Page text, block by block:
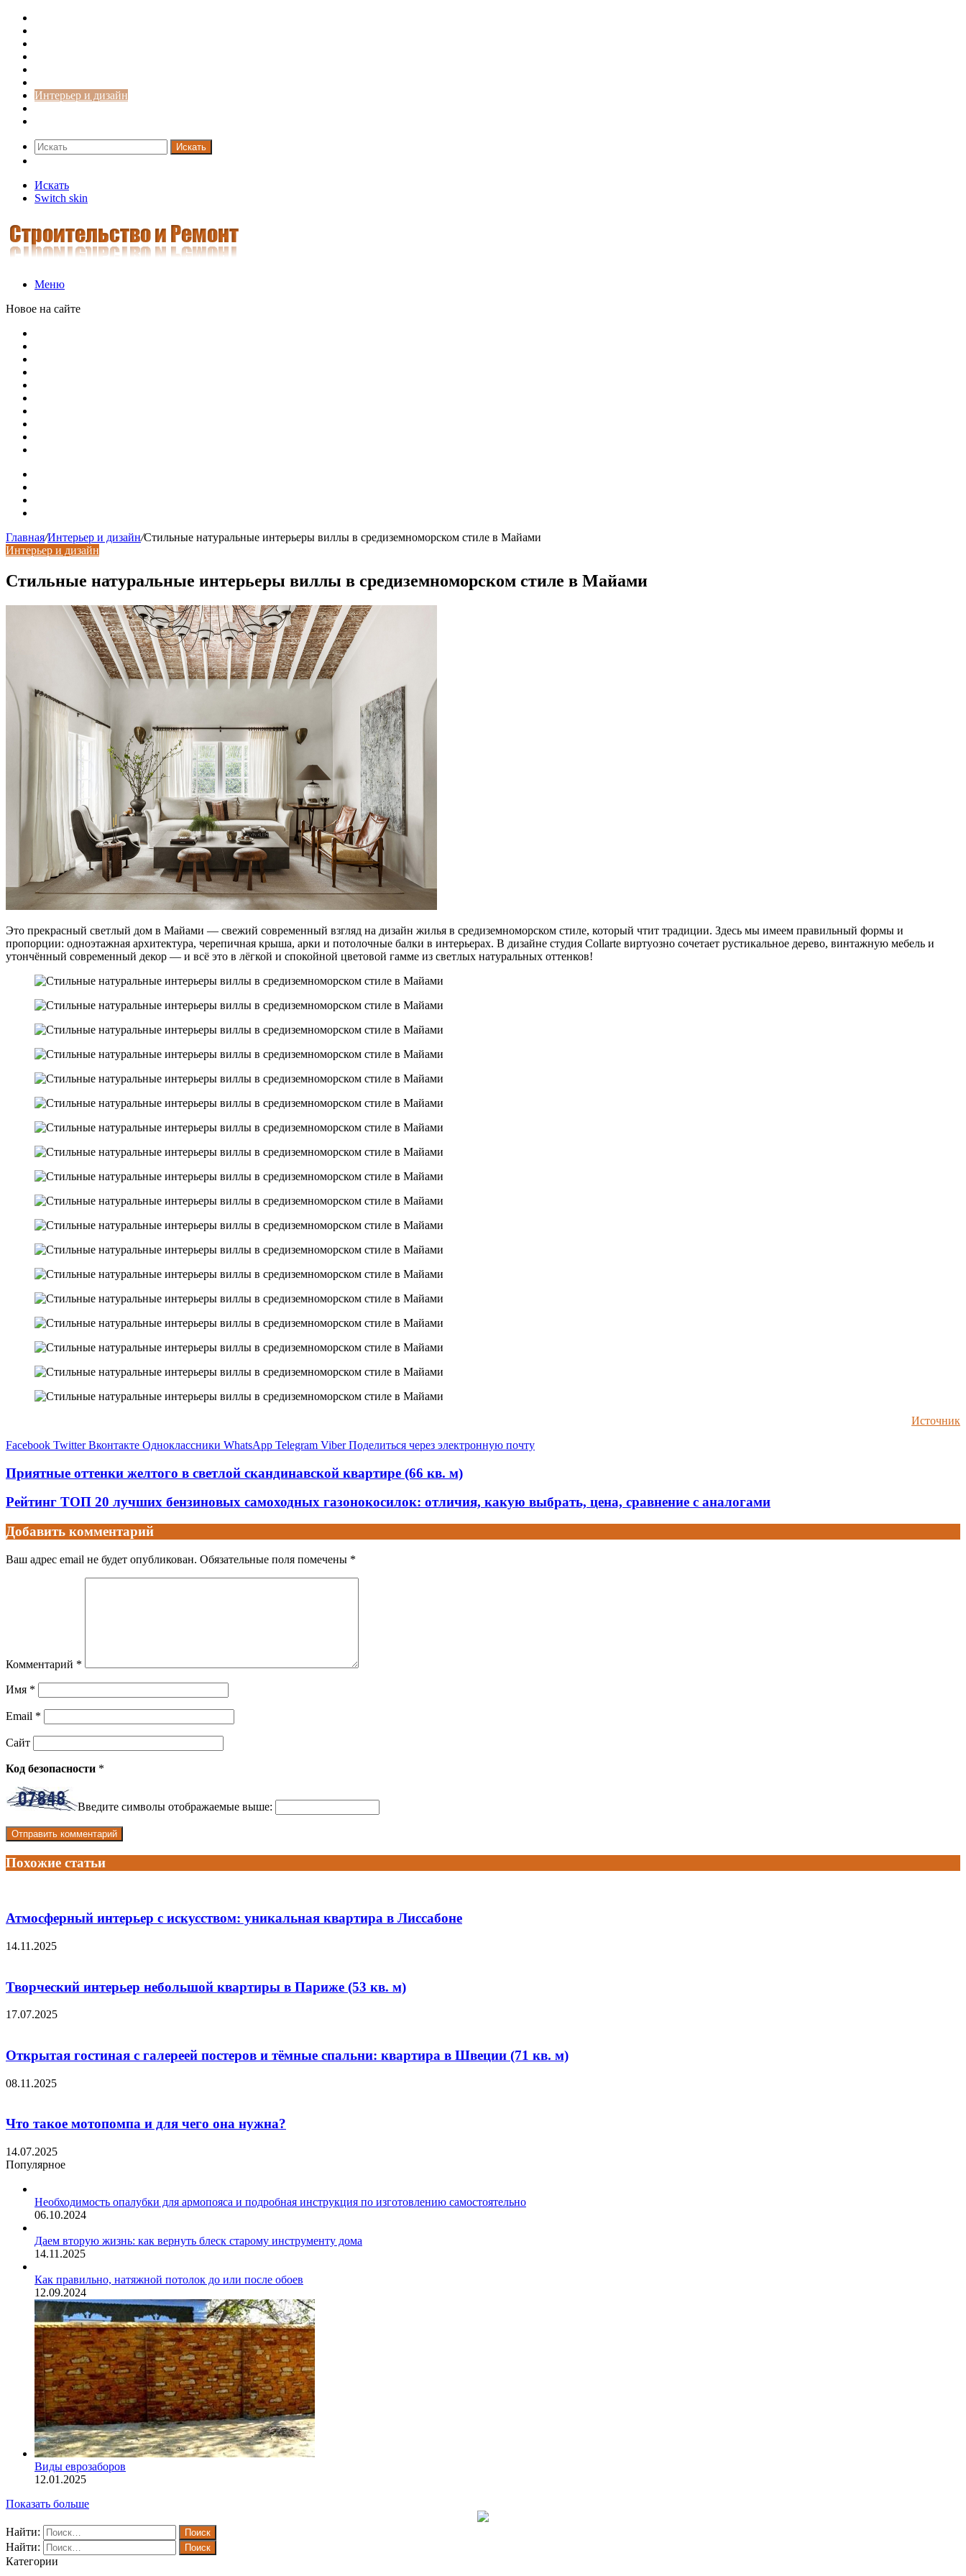
Интерьер и дизайн
Искать
Искать
Switch skin
Меню
Новое на сайте
Главная/Интерьер и дизайн/Стильные натуральные интерьеры виллы в средиземноморском стиле в Майами
Интерьер и дизайн
Стильные натуральные интерьеры виллы в средиземноморском стиле в Майами
Это прекрасный светлый дом в Майами — свежий современный взгляд на дизайн жилья в средиземноморском стиле, который чтит традиции. Здесь мы имеем правильный формы и
пропорции: одноэтажная архитектура, черепичная крыша, арки и потолочные балки в интерьерах. В дизайне студия Collarte виртуозно сочетает рустикальное дерево, винтажную мебель и
утончённый современный декор — и всё это в лёгкой и спокойной цветовой гамме из светлых натуральных оттенков!
Источник
Facebook Twitter Вконтакте Одноклассники WhatsApp Telegram Viber Поделиться через электронную почту
Приятные оттенки желтого в светлой скандинавской квартире (66 кв. м)
Рейтинг ТОП 20 лучших бензиновых самоходных газонокосилок: отличия, какую выбрать, цена, сравнение с аналогами
Добавить комментарий
Ваш адрес email не будет опубликован. Обязательные поля помечены *
Комментарий *
Имя *
Email *
Сайт
Код безопасности *
Введите символы отображаемые выше:
Похожие статьи
Атмосферный интерьер с искусством: уникальная квартира в Лиссабоне
14.11.2025
Творческий интерьер небольшой квартиры в Париже (53 кв. м)
17.07.2025
Открытая гостиная с галереей постеров и тёмные спальни: квартира в Швеции (71 кв. м)
08.11.2025
Что такое мотопомпа и для чего она нужна?
14.07.2025
Популярное
Необходимость опалубки для армопояса и подробная инструкция по изготовлению самостоятельно
06.10.2024
Даем вторую жизнь: как вернуть блеск старому инструменту дома
14.11.2025
Как правильно, натяжной потолок до или после обоев
12.09.2024
Виды еврозаборов
12.01.2025
Показать больше
Найти:
Найти:
Категории